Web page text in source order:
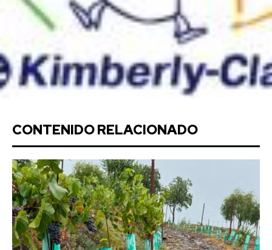
CONTENIDO RELACIONADO